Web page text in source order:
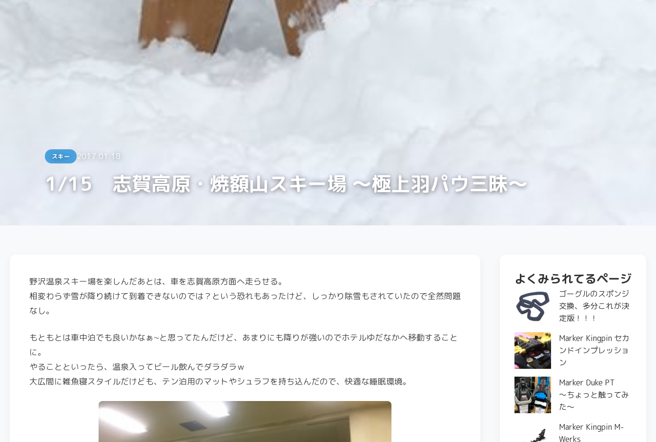
スキー 2017.01.18
1/15 志賀高原・焼額山スキー場 ～極上羽パウ三昧～
野沢温泉スキー場を楽しんだあとは、車を志賀高原方面へ走らせる。
相変わらず雪が降り続けて到着できないのでは？という恐れもあったけど、しっかり除雪もされていたので全然問題
なし。
もともとは車中泊でも良いかなぁ~と思ってたんだけど、あまりにも降りが強いのでホテルゆだなかへ移動すること
に。
やることといったら、温泉入ってビール飲んでダラダラｗ
大広間に雑魚寝スタイルだけども、テン泊用のマットやシュラフを持ち込んだので、快適な睡眠環境。
よくみられてるページ
ゴーグルのスポンジ
交換、多分これが決
定版！！！
Marker Kingpin セカ
ンドインプレッショ
ン
Marker Duke PT
〜ちょっと触ってみ
た〜
Marker Kingpin M-
Werks